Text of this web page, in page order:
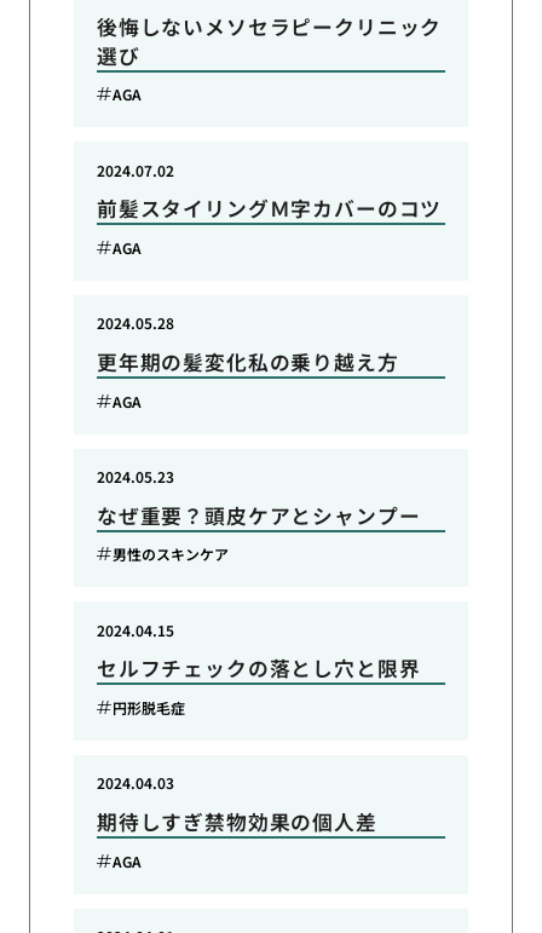
後悔しないメソセラピークリニック
選び
AGA
前髪スタイリングＭ字カバーのコツ
2024.07.02
AGA
更年期の髪変化私の乗り越え方
2024.05.28
AGA
なぜ重要？頭皮ケアとシャンプー
2024.05.23
男性のスキンケア
セルフチェックの落とし穴と限界
2024.04.15
円形脱毛症
期待しすぎ禁物効果の個人差
2024.04.03
AGA